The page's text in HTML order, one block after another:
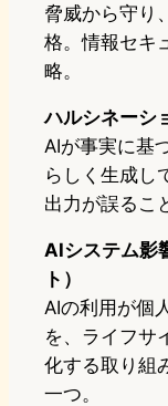
脅威から守り
格。情報セキ
略。
ハルシネーシ
AIが事実に基
らしく生成し
出力が誤るこ
AIシステム影
ト）
AIの利用が個
を、ライフサ
化する取り組
一つ。